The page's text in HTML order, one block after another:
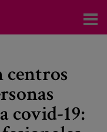
centros
covid-19: